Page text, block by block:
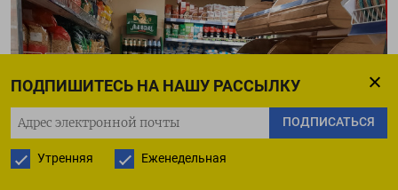
ПОДПИШИТЕСЬ НА НАШУ РАССЫЛКУ
ПОДПИСАТЬСЯ
Утренняя Еженедельная